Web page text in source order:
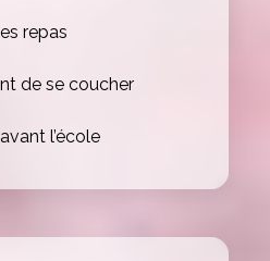
repas
de se coucher
l’école